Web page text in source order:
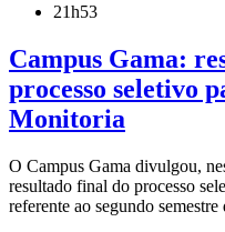
21h53
Campus Gama:
processo seletivo
Monitoria
O Campus Gama divulgou,
resultado final do processo
referente ao segundo